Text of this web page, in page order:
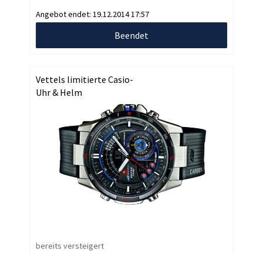
Angebot endet: 19.12.2014 17:57
Beendet
Vettels limitierte Casio-
Uhr & Helm
bereits versteigert